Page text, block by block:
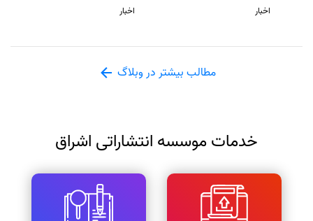
اخبار اخبار
مطالب بیشتر در وبلاگ
خدمات موسسه انتشاراتی اشراق